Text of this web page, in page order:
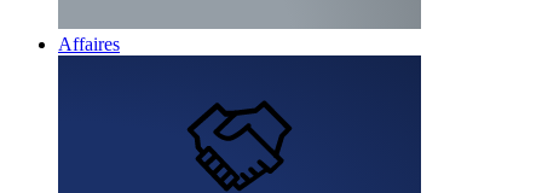
Affaires